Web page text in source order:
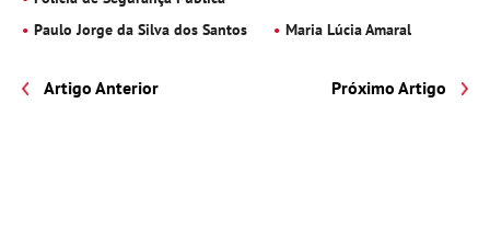
Paulo Jorge da Silva dos Santos
Maria Lúcia Amaral
Artigo Anterior Próximo Artigo